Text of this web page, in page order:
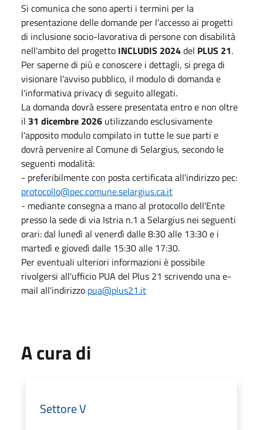
Si comunica che sono aperti i termini per la
presentazione delle domande per l'accesso ai progetti
di inclusione socio-lavorativa di persone con disabilità
nell'ambito del progetto INCLUDIS 2024del PLUS 21.
Per saperne di più e conoscere i dettagli, si prega di
visionare l'avviso pubblico, il modulo di domanda e
l'informativa privacy di seguito allegati.
La domanda dovrà essere presentata entro e non oltre
il 31 dicembre 2026 utilizzando esclusivamente
l'apposito modulo compilato in tutte le sue parti e
dovrà pervenire al Comune di Selargius, secondo le
seguenti modalità:
- preferibilmente con posta certificata all'indirizzo pec:
protocollo@pec.comune.selargius.ca.it
- mediante consegna a mano al protocollo dell'Ente
presso la sede di via Istria n.1 a Selargius nei seguenti
orari: dal lunedì al venerdì dalle 8:30 alle 13:30 e i
martedì e giovedì dalle 15:30 alle 17:30.
Per eventuali ulteriori informazioni è possibile
rivolgersi all'ufficio PUA del Plus 21 scrivendo una e-
mail all'indirizzo pua@plus21.it
A cura di
Settore V